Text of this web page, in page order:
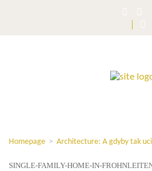
Homepage > Architecture: A gdyby tak
SINGLE-FAMILY-HOME-IN-